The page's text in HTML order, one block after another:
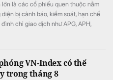
lớn là các cổ phiếu quen thuộc nằm
diện bị cảnh báo, kiểm soát, hạn chế
đình chỉ giao dịch như APG, APH,
VN-Index có thể
trong tháng 8